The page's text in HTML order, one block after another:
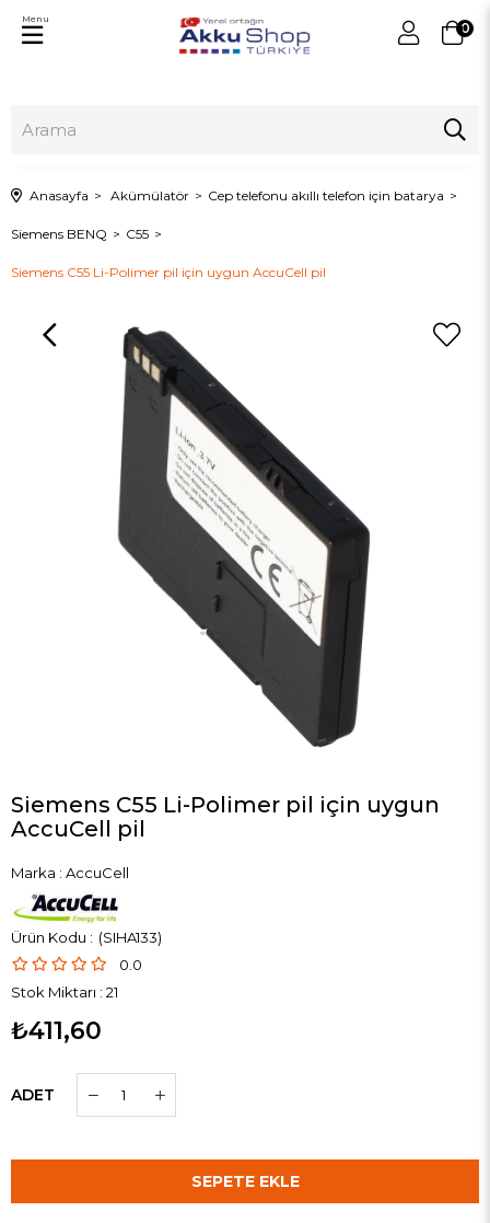
0
Menu
Anasayfa Akümülatör Cep telefonu akıllı telefon için batarya
Siemens BENQ C55
Siemens C55 Li-Polimer pil için uygun AccuCell pil
Siemens C55 Li-Polimer pil için uygun
AccuCell pil
Marka : AccuCell
(SIHA133)
0.0
Stok Miktarı : 21
₺411,60
ADET